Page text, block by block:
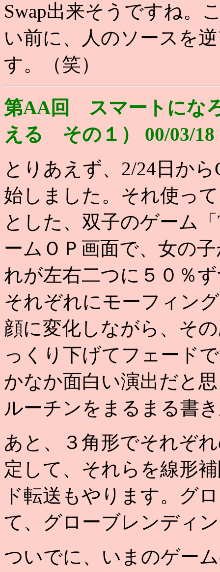
Swap出来そうですね。
い前に、人のソースを
す。（笑）
第AA回 スマートにな
える その１） 00/03/18
とりあえず、2/24日から
始しました。それ使っ
とした、双子のゲーム
ームＯＰ画面で、女の
れが左右二つに５０％
それぞれにモーフィン
顔に変化しながら、そ
っくり下げてフェード
かなか面白い演出だと
ルーチンをまるまる書
あと、３角形でそれぞ
定して、それらを線形
ド転送もやります。グ
て、グローブレンディ
ついでに、いまのゲーム